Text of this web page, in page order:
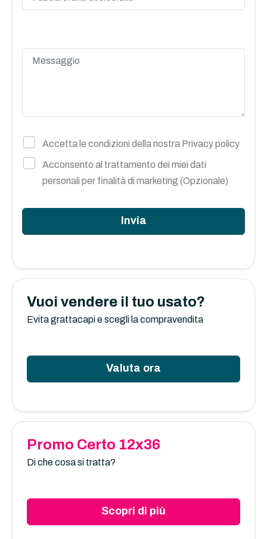
Vuoi vendere il tuo usato?
Evita grattacapi e scegli la compravendita
Valuta ora
Promo Certo 12x36
Di che cosa si tratta?
Scopri di più
Accetta le condizioni della nostra Privacy policy
Acconsento al trattamento dei miei dati
personali per finalità di marketing (Opzionale)
Invia